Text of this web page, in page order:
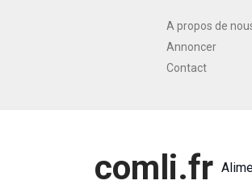
A propos de
Annoncer
Contact
comli.fr